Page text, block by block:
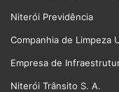
Niterói Previdência
Companhia de Limpeza
Empresa de
Niterói Trânsito S. A.